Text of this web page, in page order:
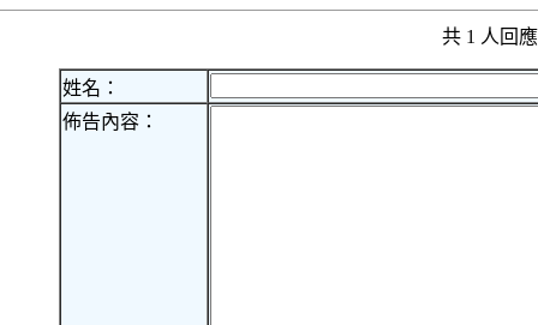
共 1 人回
姓名：
佈告內容：